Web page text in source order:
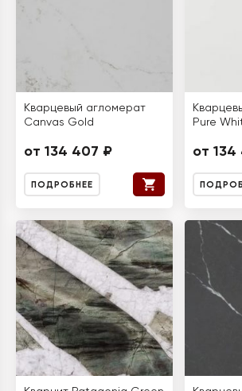
Кварцевый агломерат
Canvas Gold
от 134 407 ₽
ПОДРОБНЕЕ
Pure
от